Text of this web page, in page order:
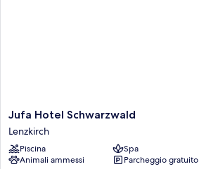
Jufa
Hotel
Schwarzwald
Lenzkirch
Jufa Hotel Schwarzwald
Lenzkirch
Piscina
Spa
Animali ammessi
Parcheggio gratuito